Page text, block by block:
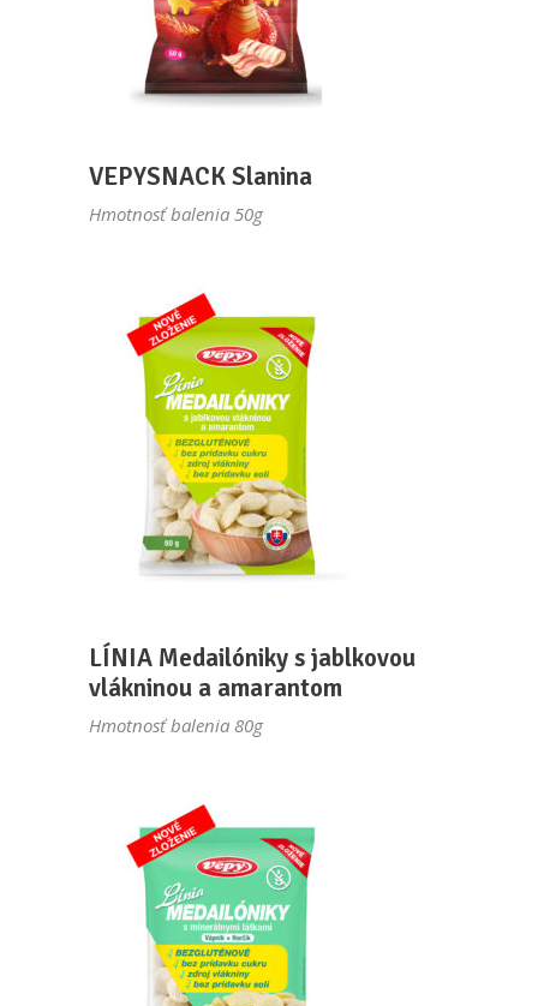
VEPYSNACK Slanina
Hmotnosť balenia 50g
LÍNIA Medailóniky s jablkovou
vlákninou a amarantom
Hmotnosť balenia 80g